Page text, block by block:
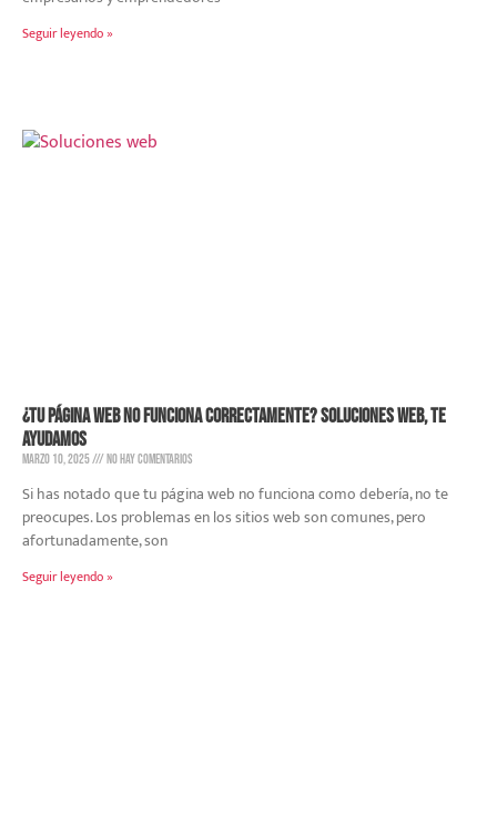
Seguir leyendo »
¿Tu página web no funciona correctamente? Soluciones web, te
ayudamos
marzo 10, 2025 No hay comentarios
Si has notado que tu página web no funciona como debería, no te
preocupes. Los problemas en los sitios web son comunes, pero
afortunadamente, son
Seguir leyendo »